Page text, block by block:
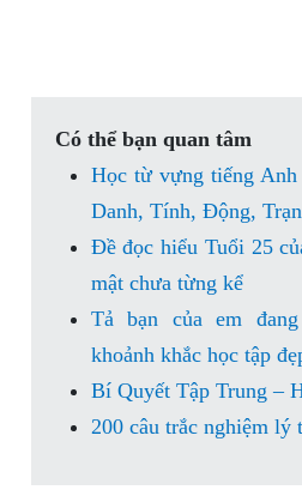
Có thể bạn quan tâm
Học từ vựng tiếng Anh
Danh, Tính, Động,
Đề đọc hiểu Tuổi 25
mật chưa từng kể
Tả bạn của em
khoảnh khắc học tập
Bí Quyết Tập Trung –
200 câu trắc nghiệm lý